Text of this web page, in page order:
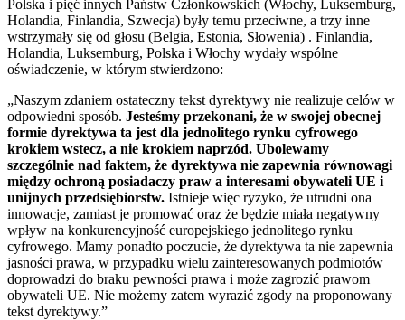
Polska i pięć innych Państw Członkowskich (Włochy, Luksemburg,
Holandia, Finlandia, Szwecja) były temu przeciwne, a trzy inne
wstrzymały się od głosu (Belgia, Estonia, Słowenia) . Finlandia,
Holandia, Luksemburg, Polska i Włochy wydały wspólne
oświadczenie, w którym stwierdzono:
„Naszym zdaniem ostateczny tekst dyrektywy nie realizuje celów w
odpowiedni sposób. Jesteśmy przekonani, że w swojej obecnej
formie dyrektywa ta jest dla jednolitego rynku cyfrowego
krokiem wstecz, a nie krokiem naprzód. Ubolewamy
szczególnie nad faktem, że dyrektywa nie zapewnia równowagi
między ochroną posiadaczy praw a interesami obywateli UE i
unijnych przedsiębiorstw. Istnieje więc ryzyko, że utrudni ona
innowacje, zamiast je promować oraz że będzie miała negatywny
wpływ na konkurencyjność europejskiego jednolitego rynku
cyfrowego. Mamy ponadto poczucie, że dyrektywa ta nie zapewnia
jasności prawa, w przypadku wielu zainteresowanych podmiotów
doprowadzi do braku pewności prawa i może zagrozić prawom
obywateli UE. Nie możemy zatem wyrazić zgody na proponowany
tekst dyrektywy.”